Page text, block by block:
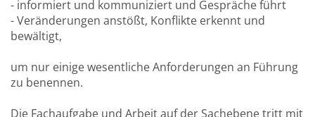
- informiert und kommuniziert und Gespräche führt
- Veränderungen anstößt, Konflikte erkennt und
bewältigt,
um nur einige wesentliche Anforderungen an Führung
zu benennen.
Die Fachaufgabe und Arbeit auf der Sachebene tritt mit